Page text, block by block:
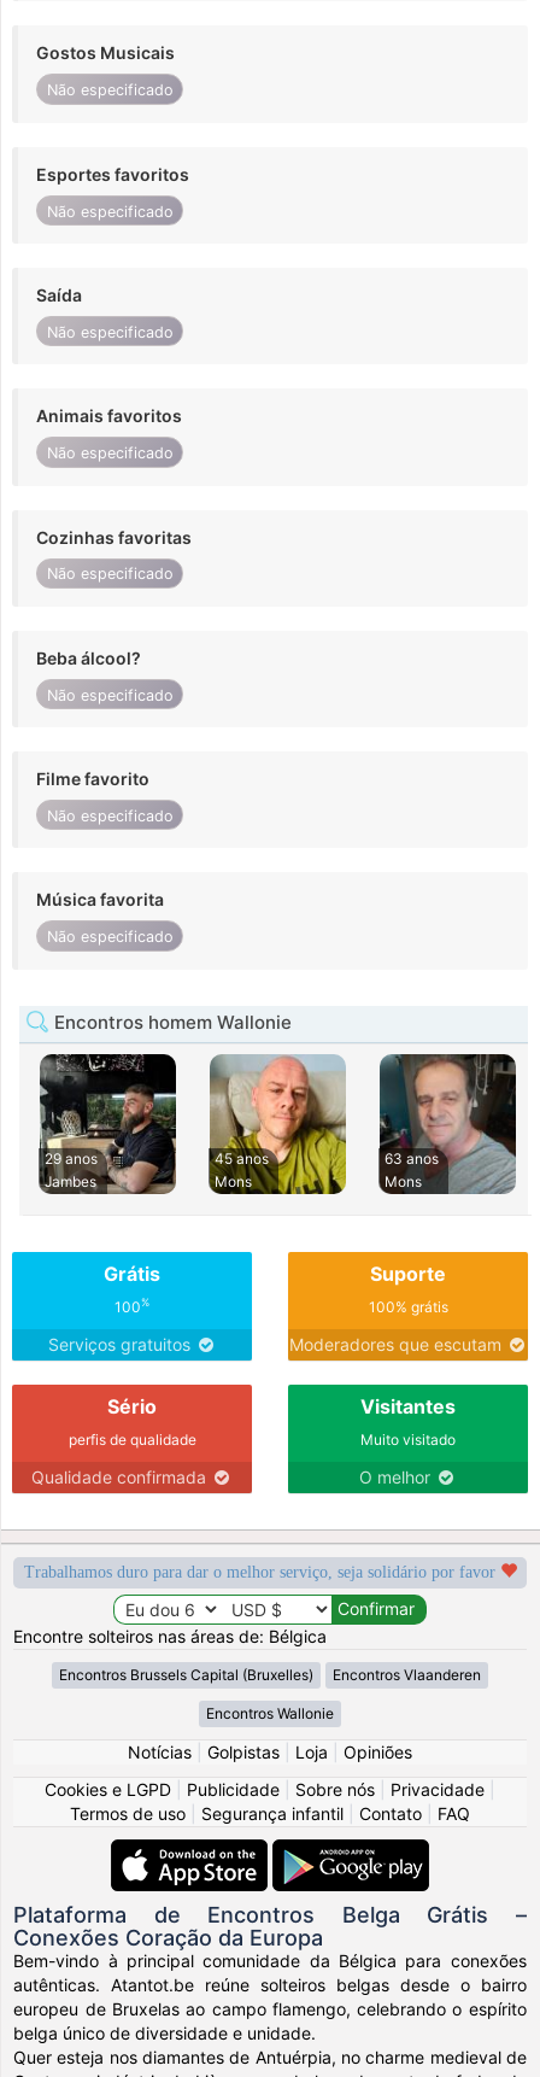
Gostos Musicais
Não especificado
Esportes favoritos
Não especificado
Saída
Não especificado
Animais favoritos
Não especificado
Cozinhas favoritas
Não especificado
Beba álcool?
Não especificado
Filme favorito
Não especificado
Música favorita
Não especificado
Encontros homem Wallonie
29 anos
Jambes
45 anos
Mons
63 anos
Mons
Grátis
100%
Serviços gratuitos
Suporte
100% grátis
Moderadores que escutam
Sério
perfis de qualidade
Qualidade confirmada
Visitantes
Muito visitado
O melhor
Trabalhamos duro para dar o melhor serviço, seja solidário por favor
Encontre solteiros nas áreas de: Bélgica
Encontros Brussels Capital (Bruxelles) Encontros Vlaanderen
Encontros Wallonie
Notícias Golpistas Loja
Opiniões
Cookies e LGPD
Publicidade Sobre nós Privacidade
Termos de uso
Segurança infantil Contato FAQ
Plataforma de Encontros Belga Grátis –
Conexões Coração da Europa
Bem-vindo à principal comunidade da Bélgica para conexões
autênticas. Atantot.be reúne solteiros belgas desde o bairro
europeu de Bruxelas ao campo flamengo, celebrando o espírito
belga único de diversidade e unidade.
Quer esteja nos diamantes de Antuérpia, no charme medieval de